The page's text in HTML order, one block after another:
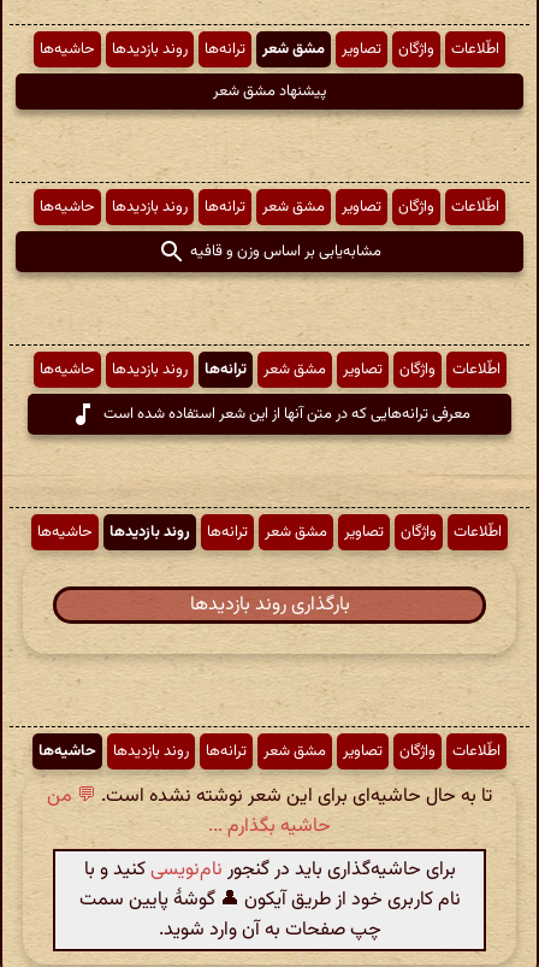
اطّلاعات واژگان تصاویر مشق شعر ترانه‌ها روند بازدیدها
حاشیه‌ها
پیشنهاد مشق شعر
اطّلاعات واژگان تصاویر مشق شعر ترانه‌ها روند بازدیدها
حاشیه‌ها
مشابه‌یابی بر اساس وزن و قافیه
اطّلاعات واژگان تصاویر مشق شعر ترانه‌ها روند بازدیدها
حاشیه‌ها
معرفی ترانه‌هایی که در متن آنها از این شعر استفاده شده است
اطّلاعات واژگان تصاویر مشق شعر ترانه‌ها روند بازدیدها حاشیه‌ها
بارگذاری روند بازدیدها
اطّلاعات واژگان تصاویر مشق شعر ترانه‌ها روند بازدیدها حاشیه‌ها
تا به حال حاشیه‌ای برای این شعر نوشته نشده است.💬 من
حاشیه بگذارم ...
برای حاشیه‌گذاری باید در گنجور نام‌نویسیکنید و با
نام کاربری خود از طریق آیکون 👤 گوشهٔ پایین سمت
چپ صفحات به آن وارد شوید.